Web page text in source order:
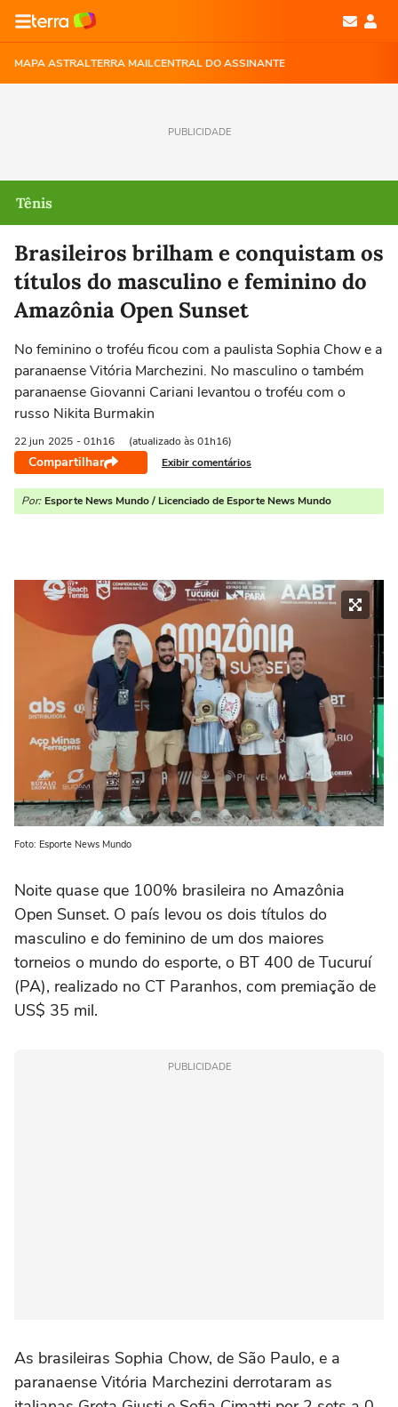
MAPA ASTRALTERRA MAILCENTRAL DO ASSINANTE
PUBLICIDADE
Tênis
Brasileiros brilham e conquistam os
títulos do masculino e feminino do
Amazônia Open Sunset
No feminino o troféu ficou com a paulista Sophia Chow e a
paranaense Vitória Marchezini. No masculino o também
paranaense Giovanni Cariani levantou o troféu com o
russo Nikita Burmakin
22 jun 2025 - 01h16 (atualizado às 01h16)
Compartilhar Exibir comentários
Por: Esporte News Mundo / Licenciado de Esporte News Mundo
Foto: Esporte News Mundo
Noite quase que 100% brasileira no Amazônia
Open Sunset. O país levou os dois títulos do
masculino e do feminino de um dos maiores
torneios o mundo do esporte, o BT 400 de Tucuruí
(PA), realizado no CT Paranhos, com premiação de
US$ 35 mil.
PUBLICIDADE
As brasileiras Sophia Chow, de São Paulo, e a
paranaense Vitória Marchezini derrotaram as